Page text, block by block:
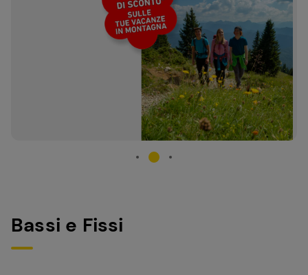
Bassi e Fissi